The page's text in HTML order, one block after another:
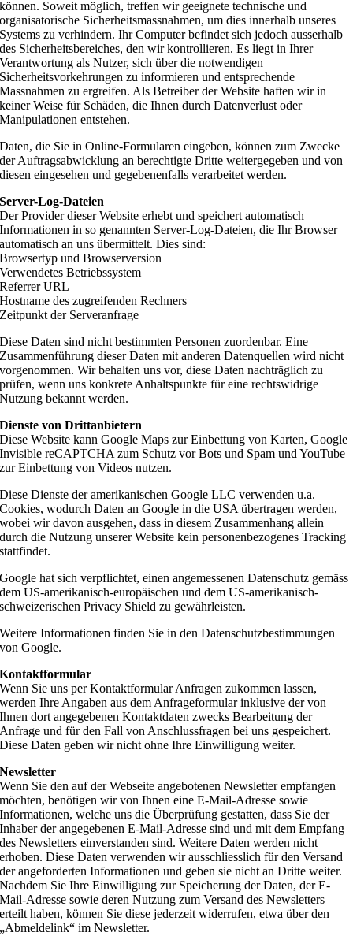
können. Soweit möglich, treffen wir geeignete technische und
organisatorische Sicherheitsmassnahmen, um dies innerhalb unseres
Systems zu verhindern. Ihr Computer befindet sich jedoch ausserhalb
des Sicherheitsbereiches, den wir kontrollieren. Es liegt in Ihrer
Verantwortung als Nutzer, sich über die notwendigen
Sicherheitsvorkehrungen zu informieren und entsprechende
Massnahmen zu ergreifen. Als Betreiber der Website haften wir in
keiner Weise für Schäden, die Ihnen durch Datenverlust oder
Manipulationen entstehen.
Daten, die Sie in Online-Formularen eingeben, können zum Zwecke
der Auftragsabwicklung an berechtigte Dritte weitergegeben und von
diesen eingesehen und gegebenenfalls verarbeitet werden.
Server-Log-Dateien
Der Provider dieser Website erhebt und speichert automatisch
Informationen in so genannten Server-Log-Dateien, die Ihr Browser
automatisch an uns übermittelt. Dies sind:
Browsertyp und Browserversion
Verwendetes Betriebssystem
Referrer URL
Hostname des zugreifenden Rechners
Zeitpunkt der Serveranfrage
Diese Daten sind nicht bestimmten Personen zuordenbar. Eine
Zusammenführung dieser Daten mit anderen Datenquellen wird nicht
vorgenommen. Wir behalten uns vor, diese Daten nachträglich zu
prüfen, wenn uns konkrete Anhaltspunkte für eine rechtswidrige
Nutzung bekannt werden.
Dienste von Drittanbietern
Diese Website kann Google Maps zur Einbettung von Karten, Google
Invisible reCAPTCHA zum Schutz vor Bots und Spam und YouTube
zur Einbettung von Videos nutzen.
Diese Dienste der amerikanischen Google LLC verwenden u.a.
Cookies, wodurch Daten an Google in die USA übertragen werden,
wobei wir davon ausgehen, dass in diesem Zusammenhang allein
durch die Nutzung unserer Website kein personenbezogenes Tracking
stattfindet.
Google hat sich verpflichtet, einen angemessenen Datenschutz gemäss
dem US-amerikanisch-europäischen und dem US-amerikanisch-
schweizerischen Privacy Shield zu gewährleisten.
Weitere Informationen finden Sie in den Datenschutzbestimmungen
von Google.
Kontaktformular
Wenn Sie uns per Kontaktformular Anfragen zukommen lassen,
werden Ihre Angaben aus dem Anfrageformular inklusive der von
Ihnen dort angegebenen Kontaktdaten zwecks Bearbeitung der
Anfrage und für den Fall von Anschlussfragen bei uns gespeichert.
Diese Daten geben wir nicht ohne Ihre Einwilligung weiter.
Newsletter
Wenn Sie den auf der Webseite angebotenen Newsletter empfangen
möchten, benötigen wir von Ihnen eine E-Mail-Adresse sowie
Informationen, welche uns die Überprüfung gestatten, dass Sie der
Inhaber der angegebenen E-Mail-Adresse sind und mit dem Empfang
des Newsletters einverstanden sind. Weitere Daten werden nicht
erhoben. Diese Daten verwenden wir ausschliesslich für den Versand
der angeforderten Informationen und geben sie nicht an Dritte weiter.
Nachdem Sie Ihre Einwilligung zur Speicherung der Daten, der E-
Mail-Adresse sowie deren Nutzung zum Versand des Newsletters
erteilt haben, können Sie diese jederzeit widerrufen, etwa über den
„Abmeldelink“ im Newsletter.